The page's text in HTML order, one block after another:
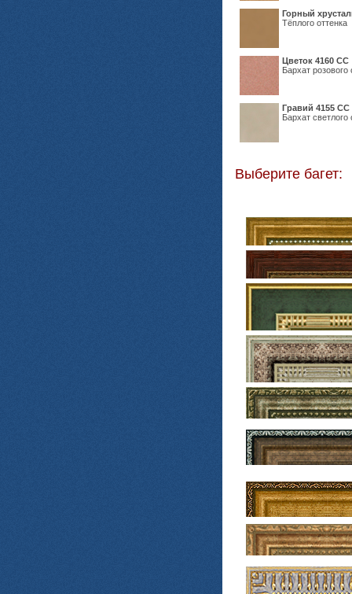
Горный
Тёплого оттенка
Цветок 4160 СС
Бархат розового
Гравий 4155 СС
Бархат светлого
Выберите багет: